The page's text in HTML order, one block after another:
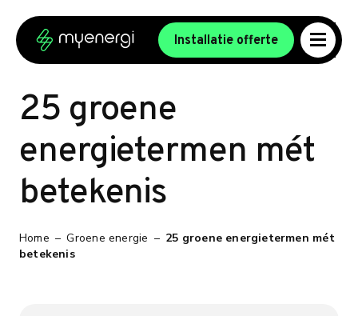
Installatie offerte
25 groene
energietermen mét
betekenis
Home – Groene energie – 25 groene energietermen mét
betekenis